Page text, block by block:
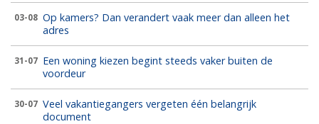
03-08 Op kamers? Dan verandert vaak meer dan alleen het
adres
31-07 Een woning kiezen begint steeds vaker buiten de
voordeur
30-07 Veel vakantiegangers vergeten één belangrijk
document